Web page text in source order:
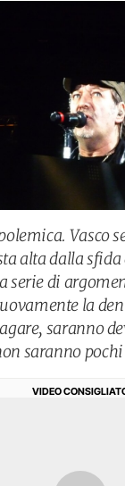
Vasco
alta dalla
serie di
la
saranno
saranno
VIDEO